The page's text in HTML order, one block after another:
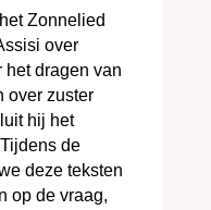
Zonnelied
over
het dragen van
over zuster
hij het
de
deze teksten
op de vraag,